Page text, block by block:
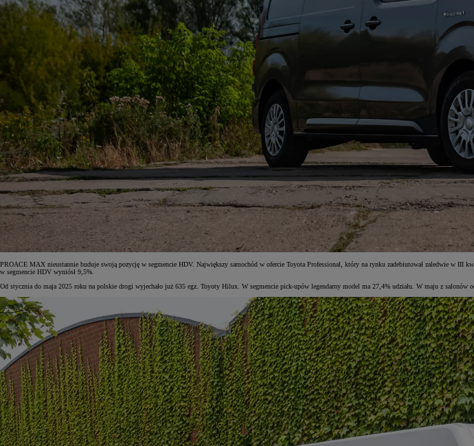
Od105 300 zł
Corolla Hatchback
HYBRID
PROACE MAX nieustannie buduje swoją pozycję w segmencie HDV. Największy samochód w ofercie Toyota Professional, który na rynku zadebiutował zaledwie w
w segmencie HDV wyniósł 9,5%.
Od stycznia do maja 2025 roku na polskie drogi wyjechało już 635 egz. Toyoty Hilux. W segmencie pick-upów legendarny model ma 27,4% udziału. W maju z salonów